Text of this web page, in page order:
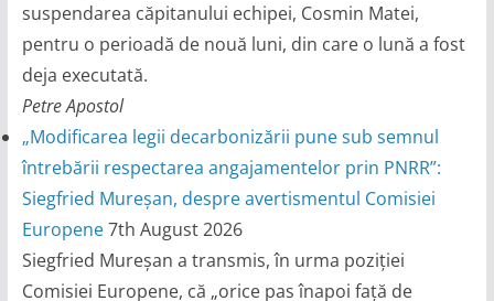
suspendarea căpitanului echipei, Cosmin Matei,
pentru o perioadă de nouă luni, din care o lună a fost
deja executată.
Petre Apostol
„Modificarea legii decarbonizării pune sub semnul
întrebării respectarea angajamentelor prin PNRR”:
Siegfried Mureșan, despre avertismentul Comisiei
Europene7th August 2026
Siegfried Mureșan a transmis, în urma poziției
Comisiei Europene, că „orice pas înapoi față de